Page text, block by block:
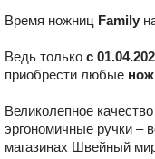
Время ножниц Family
Ведь только с
приобрести любые
Великолепное
эргономичные ручки –
магазинах Швейный